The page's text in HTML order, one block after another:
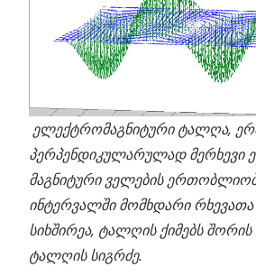
ელექტრომაგნიტური ტალღა,
პერპენდიკულარულად მერხევი
მაგნიტური ველების
ინტერვალში მომხდარი
სიხშირეა, ტალღის ქიმებს შორის
ტალღის სიგრძე.